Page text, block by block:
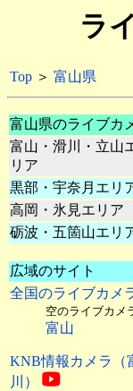
ラ
Top ＞ 富山県
富山県のライブカ
富山・滑川・立山
リア
黒部・宇奈月エリ
高岡・氷見エリア
砺波・五箇山エリ
広域のサイト
全国のライブカメ
空のライブカメ
富山
KNB情報カメラ（
川）